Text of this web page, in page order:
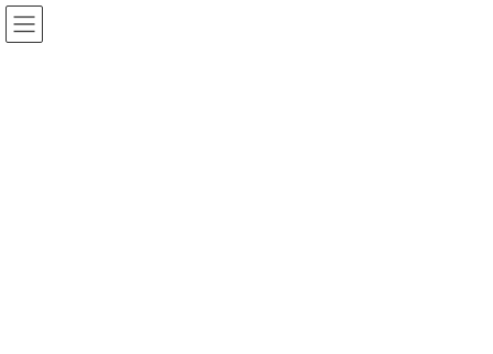
コ
ン
ナ
ビ